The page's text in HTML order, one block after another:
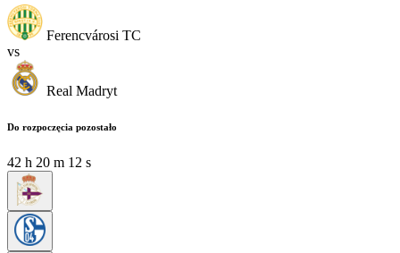
Ferencvárosi TC
vs
Real Madryt
Do rozpoczęcia pozostało
42 h 20 m 10 s